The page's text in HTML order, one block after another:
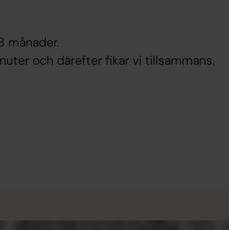
månader.
och därefter fikar vi tillsammans.